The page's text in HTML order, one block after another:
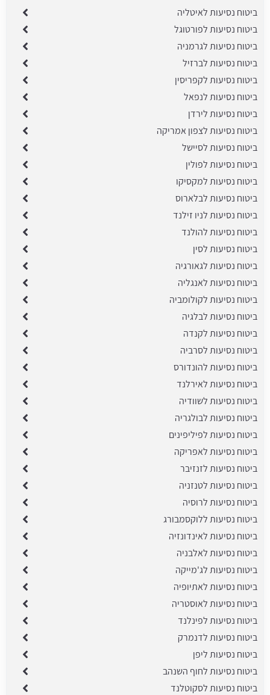
ביטוח נסיעות לאיטליה
ביטוח נסיעות לפורטוגל
ביטוח נסיעות לגרמניה
ביטוח נסיעות לברזיל
ביטוח נסיעות לקפריסין
ביטוח נסיעות לנפאל
ביטוח נסיעות לירדן
ביטוח נסיעות לצפון אמריקה
ביטוח נסיעות לסיישל
ביטוח נסיעות לפולין
ביטוח נסיעות למקסיקו
ביטוח נסיעות לבלארוס
ביטוח נסיעות לניו זילנד
ביטוח נסיעות להולנד
ביטוח נסיעות לסין
ביטוח נסיעות לגאורגיה
ביטוח נסיעות לאנגליה
ביטוח נסיעות לקולומביה
ביטוח נסיעות לבלגיה
ביטוח נסיעות לקנדה
ביטוח נסיעות לסרביה
ביטוח נסיעות להונדורס
ביטוח נסיעות לאירלנד
ביטוח נסיעות לשוודיה
ביטוח נסיעות לבולגריה
ביטוח נסיעות לפיליפינים
ביטוח נסיעות לאפריקה
ביטוח נסיעות לזנזיבר
ביטוח נסיעות לטנזניה
ביטוח נסיעות לרוסיה
ביטוח נסיעות ללוקסמבורג
ביטוח נסיעות לאינדונזיה
ביטוח נסיעות לאלבניה
ביטוח נסיעות לג'מייקה
ביטוח נסיעות לאתיופיה
ביטוח נסיעות לאוסטריה
ביטוח נסיעות לפינלנד
ביטוח נסיעות לדנמרק
ביטוח נסיעות ליפן
ביטוח נסיעות לחוף השנהב
ביטוח נסיעות לסקוטלנד